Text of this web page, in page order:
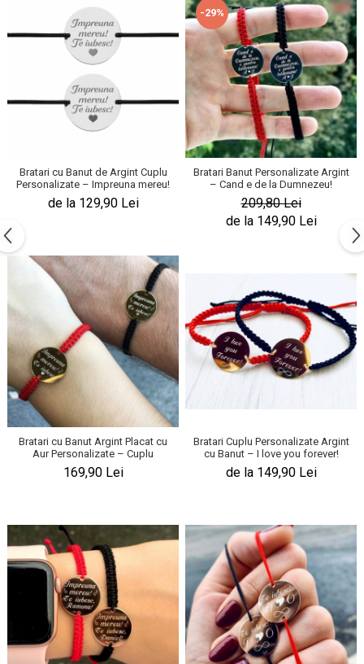
Bratari cu Banut de Argint Cuplu
Personalizate – Impreuna mereu!
de la 129,90 Lei
-29%
Bratari Banut Personalizate Argint
– Cand e de la Dumnezeu!
209,80 Lei
de la 149,90 Lei
Bratari cu Banut Argint Placat cu
Aur Personalizate – Cuplu
169,90 Lei
Bratari Cuplu Personalizate Argint
cu Banut – I love you forever!
de la 149,90 Lei